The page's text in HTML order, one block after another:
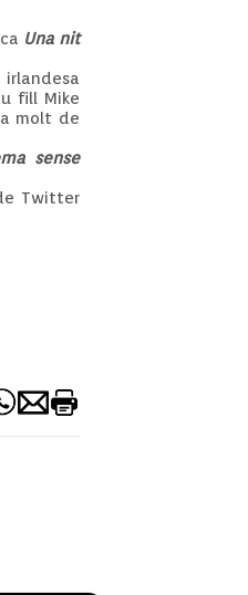
Una nit
irlandesa
fill Mike
molt de
sense
Twitter